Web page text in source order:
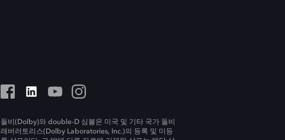
돌비(Dolby)와 double-D 심볼은 미국 및 기타 국가 돌비
래버러토리스(Dolby Laboratories, Inc.)의 등록 및 미등